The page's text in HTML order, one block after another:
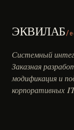
ЭКВИЛАБ/
Системный
Заказная
модификация и
корпоративных